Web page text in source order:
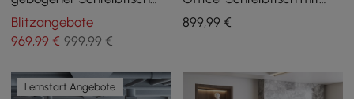
aus warmweißem Holz mit
3 Schubladen und
geriffelter Doppel-
Blitzangebote
969,99 € 999,99 €
beweglichem
Aktenschrank (1520 mm)
899,99 €
Lernstart Angebote